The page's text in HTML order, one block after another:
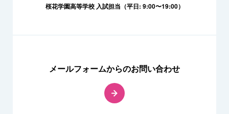
桜花学園高等学校 入試担当（平日: 9:00〜19:00）
メールフォームからのお問い合わせ